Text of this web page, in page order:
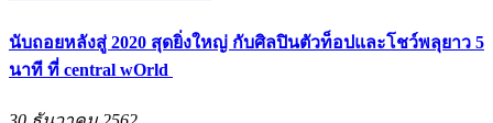
นับถอยหลังสู่ 2020 สุดยิ่งใหญ่ กับศิลปินตัวท็อปและโชว์พลุยาว 5
นาที ที่ central wOrld